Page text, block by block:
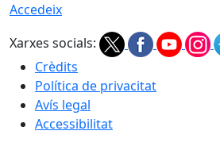
Accedeix
Xarxes socials:
Crèdits
Política de privacitat
Avís legal
Accessibilitat